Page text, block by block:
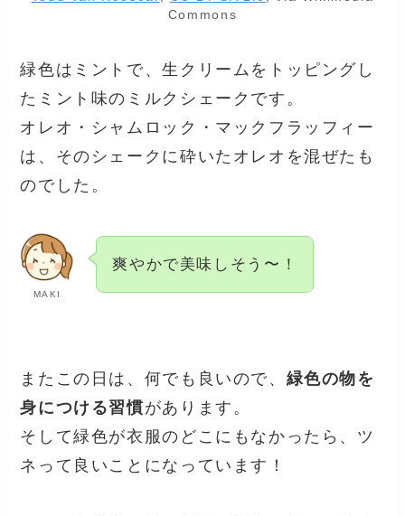
Commons
緑色はミントで、生クリームをトッピングし
たミント味のミルクシェークです。
オレオ・シャムロック・マックフラッフィー
は、そのシェークに砕いたオレオを混ぜたも
のでした。
MAKI
爽やかで美味しそう〜！
またこの日は、何でも良いので、 緑色の物を
身につける習慣があります。
そして緑色が衣服のどこにもなかったら、ツ
ネって良いことになっています！